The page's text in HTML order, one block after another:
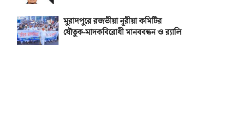
মুরাদপুরে রজভীয়া নূরীয়া কমিটির
যৌতুক-মাদকবিরোধী মানববন্ধন ও র‌্যালি